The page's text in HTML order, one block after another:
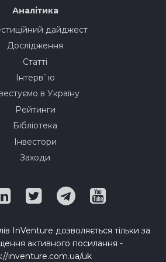
Аналітика
дайджест
Дослідження
Статті
Інтерв`ю
в Україну
Рейтинги
Бібліотека
Інвестори
Заходи
InVenture дозволяється тільки за
активного посилання -
inventure.com.ua/uk